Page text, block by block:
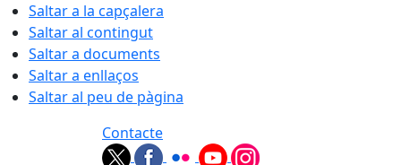
Saltar a la capçalera
Saltar al contingut
Saltar a documents
Saltar a enllaços
Saltar al peu de pàgina
Contacte